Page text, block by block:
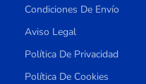
Condiciones De Envío
Aviso Legal
Política De Privacidad
Política De Cookies